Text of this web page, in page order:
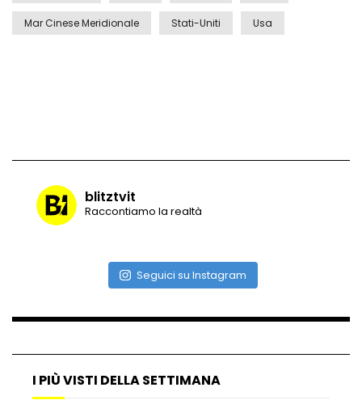
Vulcano di ghiaccio a New York #neve
Ammiocuggino con la ruspa… finisce
attimi di paura
Mar Cinese Meridionale Stati-Uniti Usa
blitztvit
Raccontiamo la realtà
Seguici su Instagram
I PIÙ VISTI DELLA SETTIMANA